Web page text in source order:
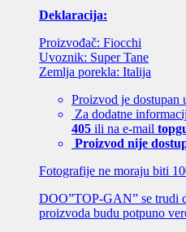
Deklaracija:
Proizvođač: Fiocchi
Uvoznik: Super Tane
Zemlja porekla: Italija
Proizvod je dostupan
Za dodatne
405 ili na e-mail
Proizvod nije
Fotografije ne moraju biti
DOO”TOP-GAN” se trudi
proizvoda budu potpuno